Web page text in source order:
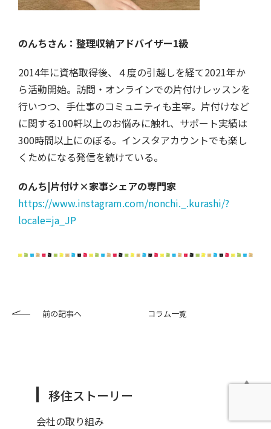
のんちさん：整理収納アドバイザー1級
2014年に資格取得後、４度の引越しを経て2021年か
ら活動開始。訪問・オンラインでの片付けレッスンを
行いつつ、手仕事のコミュニティも主宰。片付けなど
に関する100軒以上のお悩みに触れ、サポート実績は
300時間以上にのぼる。インスタアカウントでも楽し
くためになる発信を続けている。
のんち|片付け×家事シェアの専門家
https://www.instagram.com/nonchi._.kurashi/?
locale=ja_JP
前の記事へ コラム一覧
移住ストーリー
会社の取り組み